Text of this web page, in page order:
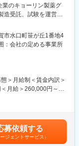
ど、日常的な目のケア
使いやすく安全な点眼
special_challenge
紹介会社含めて、同ポジ
となります。
のキョーリン製薬グ
造受託、試験を運営し
・点鼻等）の製造ラ
程の管理、製造業務マ
剤課のリーダーとし
係る造粒・打錠・検
市水口町笹が丘1番地4
：会社の定める事業所
＞月給制＜賃金内訳＞
月給＞260,000円～
までも目安の金額であ
す。月給(月額)は固定手
募依頼する
ージェントサービス）